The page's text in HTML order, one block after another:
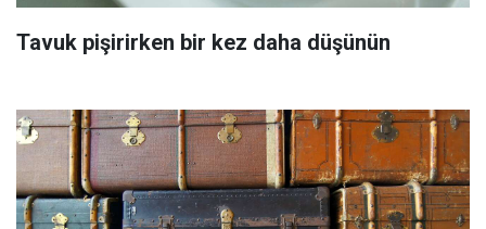
Tavuk pişirirken bir kez daha düşünün